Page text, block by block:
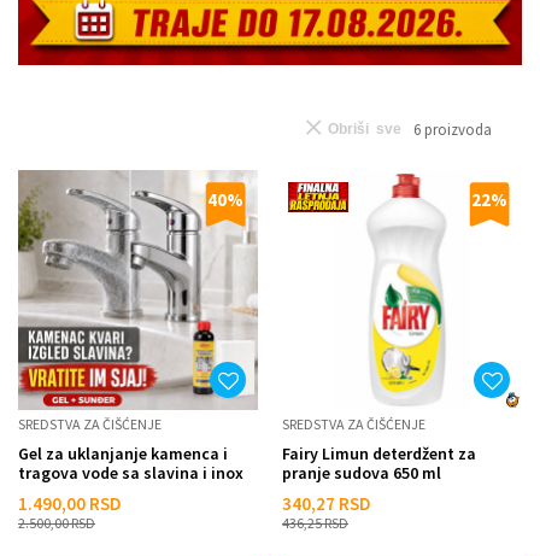
6 proizvoda
Obriši sve
40%
SREDSTVA ZA ČIŠĆENJE
Gel za uklanjanje kamenca i
tragova vode sa slavina i inox
1.490,00 RSD
2.500,00RSD
22%
SREDSTVA ZA ČIŠĆENJE
Fairy Limun deterdžent za
pranje sudova 650 ml
340,27 RSD
436,25RSD